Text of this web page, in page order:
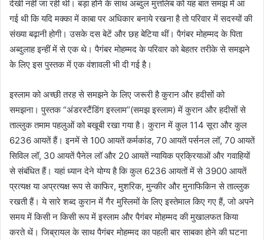
देखी नहीं जा रही थी। बड़ा होने के साथ अब्दुल मुत्तलिब को यह बात समझ में आ
गई थी कि यदि मक्का में काबा पर अधिकार बनाये रखना है तो परिवार में सदस्यों की
संख्या बढ़ानी होगी। उसके दस बेटें और छह बेटिया थीं। पैगंबर मोहम्मद के पिता
अब्दुलाह इन्हीं में से एक थे। पैगंबर मोहम्मद के परिवार को बेहतर तरीके से समझने
के लिए इस पुस्तक में एक वंशावली भी दी गई है।
इस्लाम को अच्छी तरह से समझने के लिए जरूरी है कुरान और हदीसों को
समझना। पुस्तक “अंडरस्टैंडिंग इस्लाम”(समझ इस्लाम) में कुरान और हदीसों से
ताल्लुक तमाम पहलुओं को बखूबी रखा गया है। कुरान में कुल 114 सूरा और कुल
6236 आयतें हैं। इनमें से 100 आयतें कर्मकांड, 70 आयतें पर्सनल लॉ, 70 आयतें
सिविल लॉ, 30 आयतें पैनेल लॉ और 20 आयतें न्यायिक प्रक्रियाओं और गवाहियों
से संबंधित हैं। यहां ध्यान देने योग्य है कि कुल 6236 आयतों में से 3900 आयतें
प्रत्यक्ष या अप्रत्यक्ष रूप से काफिर, मुशरिक, मुन्कीर और मुनाफिकिन से ताल्लुक
रखती हैं। ये सारे शब्द कुरान में गैर मुस्लिमों के लिए इस्तेमाल किए गए हैं, जो अपने
समय में किसी न किसी रूप में इस्लाम और पैगंबर मोहम्मद की मुखालफत किया
करते थें। जिब्रायल के साथ पैगंबर मोहम्मद का पहली बार साबका होने की घटना